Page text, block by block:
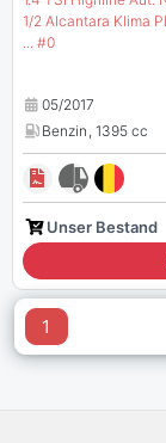
05/2017
Benzin, 1395 cc
Unser Bestand
1